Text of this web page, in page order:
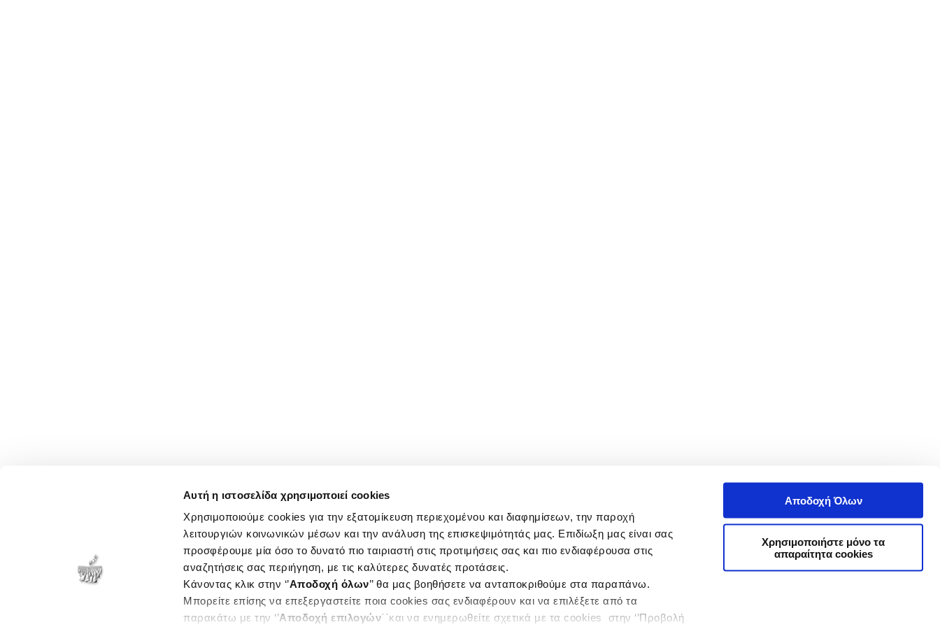
Αυτή η ιστοσελίδα χρησιμοποιεί cookies
Χρησιμοποιούμε cookies για την εξατομίκευση περιεχομένου και διαφημίσεων, την παροχή
λειτουργιών κοινωνικών μέσων και την ανάλυση της επισκεψιμότητάς μας. Επιδίωξη μας είναι σας
προσφέρουμε μία όσο το δυνατό πιο ταιριαστή στις προτιμήσεις σας και πιο ενδιαφέρουσα στις
αναζητήσεις σας περιήγηση, με τις καλύτερες δυνατές προτάσεις.
Κάνοντας κλικ στην ‘’Αποδοχή όλων’’ θα μας βοηθήσετε να ανταποκριθούμε στα παραπάνω.
Μπορείτε επίσης να επεξεργαστείτε ποια cookies σας ενδιαφέρουν και να επιλέξετε από τα
παρακάτω με την ‘’Αποδοχή επιλογών΄΄και να ενημερωθείτε σχετικά με τα cookies στην ‘’Προβολή
Αποδοχή Όλων
Χρησιμοποιήστε μόνο τα
απαραίτητα cookies